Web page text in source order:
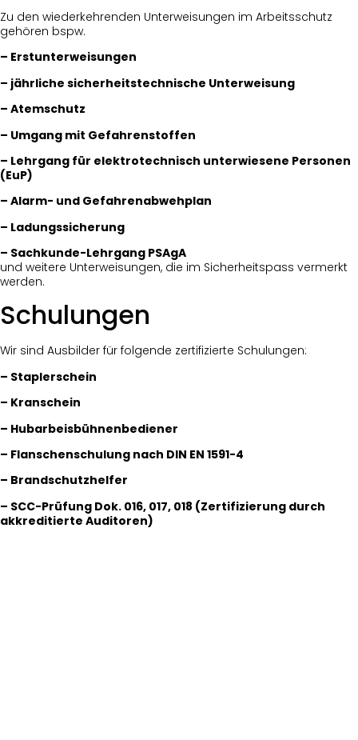
Zu den wiederkehrenden Unterweisungen im Arbeitsschutz
gehören bspw.
– Erstunterweisungen
– jährliche sicherheitstechnische Unterweisung
– Atemschutz
– Umgang mit Gefahrenstoffen
– Lehrgang für elektrotechnisch unterwiesene Personen
(EuP)
– Alarm- und Gefahrenabwehplan
– Ladungssicherung
– Sachkunde-Lehrgang PSAgA
und weitere Unterweisungen, die im Sicherheitspass vermerkt
werden.
Schulungen
Wir sind Ausbilder für folgende zertifizierte Schulungen:
– Staplerschein
– Kranschein
– Hubarbeisbühnenbediener
– Flanschenschulung nach DIN EN 1591-4
– Brandschutzhelfer
– SCC-Prüfung Dok. 016, 017, 018 (Zertifizierung durch
akkreditierte Auditoren)